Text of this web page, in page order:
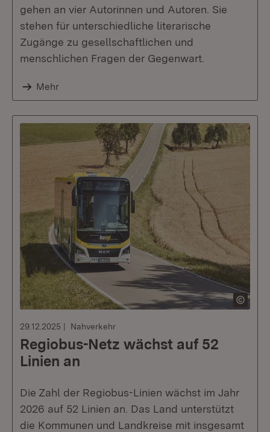
gehen an vier Autorinnen und Autoren. Sie
stehen für unterschiedliche literarische
Zugänge zu gesellschaftlichen und
menschlichen Fragen der Gegenwart.
Mehr
29.12.2025 Nahverkehr
Regiobus-Netz wächst auf 52
Linien an
Die Zahl der Regiobus-Linien wächst im Jahr
2026 auf 52 Linien an. Das Land unterstützt
die Kommunen und Landkreise mit insgesamt